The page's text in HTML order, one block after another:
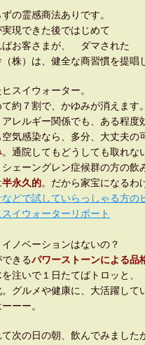
の霊感商法ありです。
現できた後ではじめて
ばお客さまが、 ダマされた
株）は、健全な商習慣を提唱
スイウォーター。
約７割で、かゆみが消えます。
レルギー関係でも、ある程度
気感染なら、多分、大丈夫の
。通院してもどうしても取れな
ェーングレン症候群の方の飲
半永久的。だから家宝になるわ
どで試していらっしゃる方の
イウォーターリポート
ノベーションはないの？
きるパワーストーンによる品
注いで１日たてばトロッと、
グルメや健康に、大活躍して
ーー。
次の日の朝、飲んでみました